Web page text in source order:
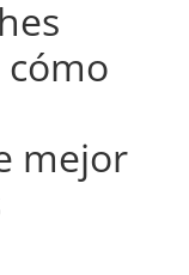
cómo
mejor